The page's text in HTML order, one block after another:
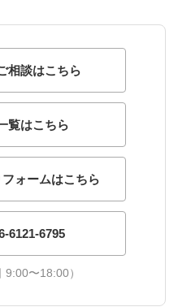
相談はこちら
覧はこちら
ォームはこちら
6121-6795
9:00〜18:00）